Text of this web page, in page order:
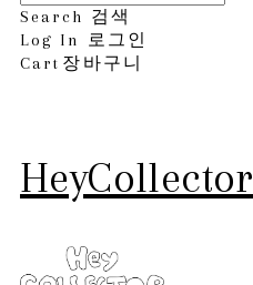
Search 검색
Log In
로그인
Cart 장바구니
HeyCollector